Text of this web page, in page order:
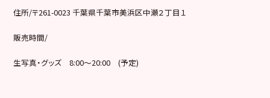
住所/〒261-0023 千葉県千葉市美浜区中瀬２丁目１
販売時間/
生写真・グッズ 8:00～20:00 (予定)